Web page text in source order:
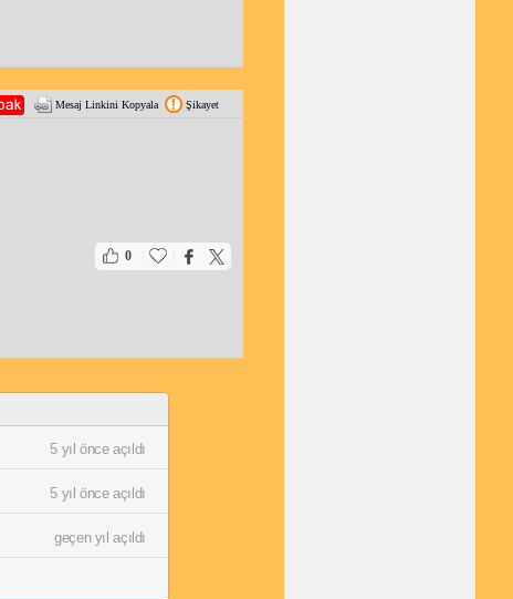
Mesaj Linkini Kopyala Şikayet
0
5 yıl önce açıldı
5 yıl önce açıldı
geçen yıl açıldı